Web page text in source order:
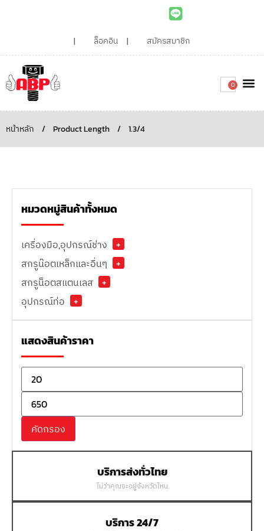
ล็อคอิน สมัครสมาชิก
0
หน้าหลัก / Product Length / 1.3/4
หมวดหมู่สินค้าทั้งหมด
เครื่องมือ,อุปกรณ์ช่าง
+
สกรูน๊อตเหล็กและอื่นๆ
+
สกรูน็อตสแตนเลส
+
อุปกรณ์ท่อ
+
แสดงสินค้าราคา
คัดกรอง
บริการส่งทั่วไทย
ไม่ว่าคุณจะอยู่จังหวัดไหน
บริการ 24/7